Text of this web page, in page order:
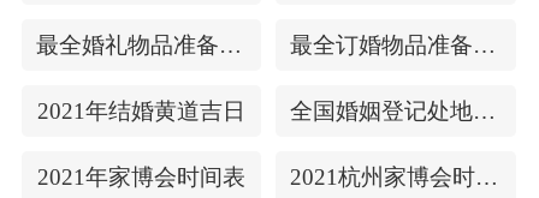
最全婚礼物品准备清单 最全订婚物品准备清单
2021年结婚黄道吉日 全国婚姻登记处地址/上下时间
2021年家博会时间表 2021杭州家博会时间表